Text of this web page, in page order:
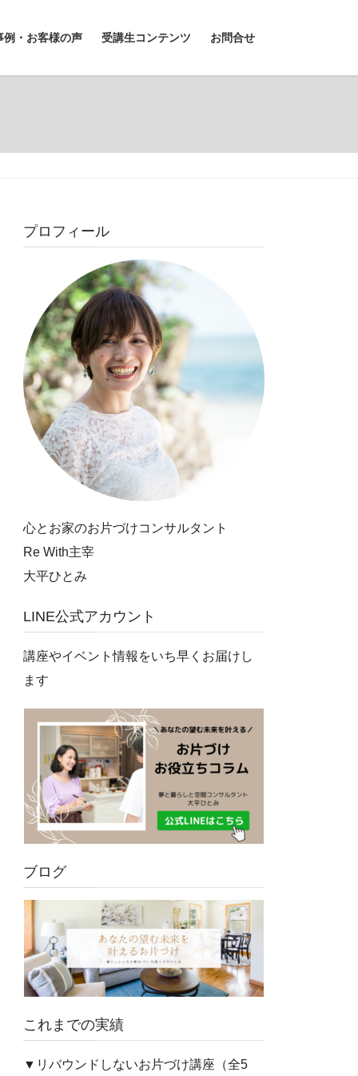
例・お客様の声 受講生コンテンツ お問合せ
プロフィール
心とお家のお片づけコンサルタント
Re With主宰
大平ひとみ
LINE公式アカウント
講座やイベント情報をいち早くお届けし
ます
ブログ
これまでの実績
▼リバウンドしないお片づけ講座（全5